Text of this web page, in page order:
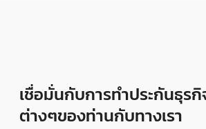
เชื่อมั่นกับการทำประกันธุร
ต่างๆของท่านกับทางเรา